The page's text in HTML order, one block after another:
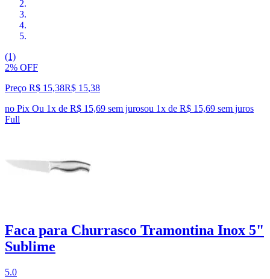
(1)
2% OFF
Preço R$ 15,38R$ 15,38
no Pix Ou 1x de R$ 15,69 sem jurosou 1x de R$ 15,69 sem juros
Full
Faca para Churrasco Tramontina Inox 5"
Sublime
5.0